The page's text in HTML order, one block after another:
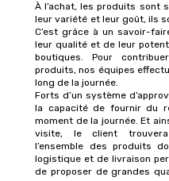
À l’achat, les produits sont
leur variété et leur goût, ils
C’est grâce à un savoir-
leur qualité et de leur
boutiques. Pour
produits, nos équipes
long de la journée.
Forts d’un système
la capacité de fournir du
moment de la journée. Et
visite, le client
l’ensemble des produits
logistique et de livraison
de proposer de grandes